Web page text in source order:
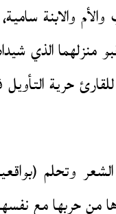
بترجمة أنطوان سركيس،
منزلهما الذي
حرية
وتحلم
حربها مع